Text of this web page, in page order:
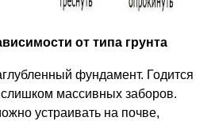
от типа грунта
фундамент. Годится
массивных заборов.
устраивать на почве,